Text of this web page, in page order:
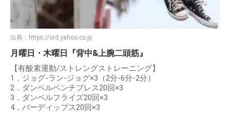
出典： https://ord.yahoo.co.jp
月曜日・木曜日『背中&上腕二頭筋』
【有酸素運動/ストレングストレーニング】
1．ジョグ-ラン-ジョグ×3（2分-6分-2分）
2．ダンベルベンチプレス20回×3
3．ダンベルフライズ20回×3
4．バーディップス20回×3